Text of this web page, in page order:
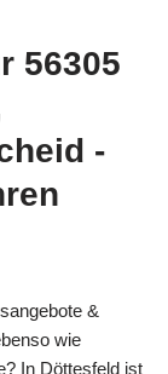
56305
-
&
wie
In Döttesfeld ist